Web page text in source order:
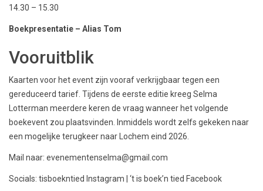
14.30 – 15.30
Boekpresentatie – Alias Tom
Vooruitblik
Kaarten voor het event zijn vooraf verkrijgbaar tegen een
gereduceerd tarief. Tijdens de eerste editie kreeg Selma
Lotterman meerdere keren de vraag wanneer het volgende
boekevent zou plaatsvinden. Inmiddels wordt zelfs gekeken naar
een mogelijke terugkeer naar Lochem eind 2026.
Mail naar: evenementenselma@gmail.com
Socials: tisboekntied Instagram | ‘t is boek’n tied Facebook